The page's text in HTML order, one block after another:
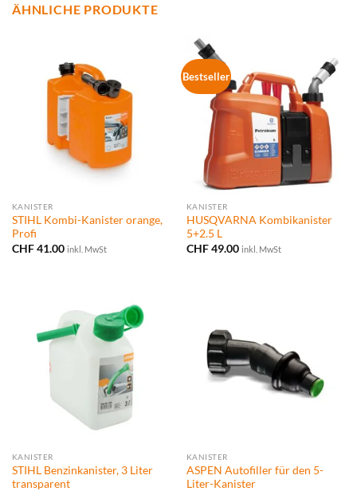
ÄHNLICHE PRODUKTE
KANISTER
STIHL Kombi-Kanister orange,
Profi
CHF41.00 inkl. MwSt
Bestseller
KANISTER
HUSQVARNA Kombikanister
5+2.5 L
CHF49.00 inkl. MwSt
KANISTER
STIHL Benzinkanister, 3 Liter
transparent
KANISTER
ASPEN Autofiller für den 5-
Liter-Kanister